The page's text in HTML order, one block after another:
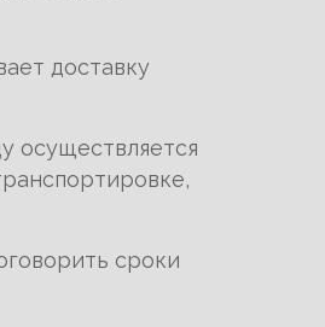
доставку
осуществляется
сроки